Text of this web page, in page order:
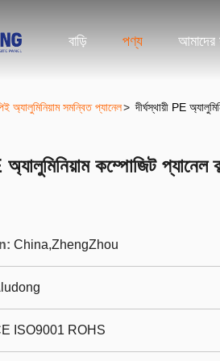
বাড়ি পণ্য আমাদের
অ্যালুমিনিয়াম সমন্বিত প্যানেল> দীর্ঘস্থায়ী PE
অ্যালুমিনিয়াম কম্পোজিট প্যানেল
China,ZhengZhou
ISO9001 ROHS